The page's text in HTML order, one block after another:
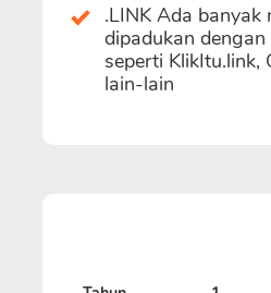
.LINK Ada banyak
dipadukan
seperti KlikItu.link,
lain-lain